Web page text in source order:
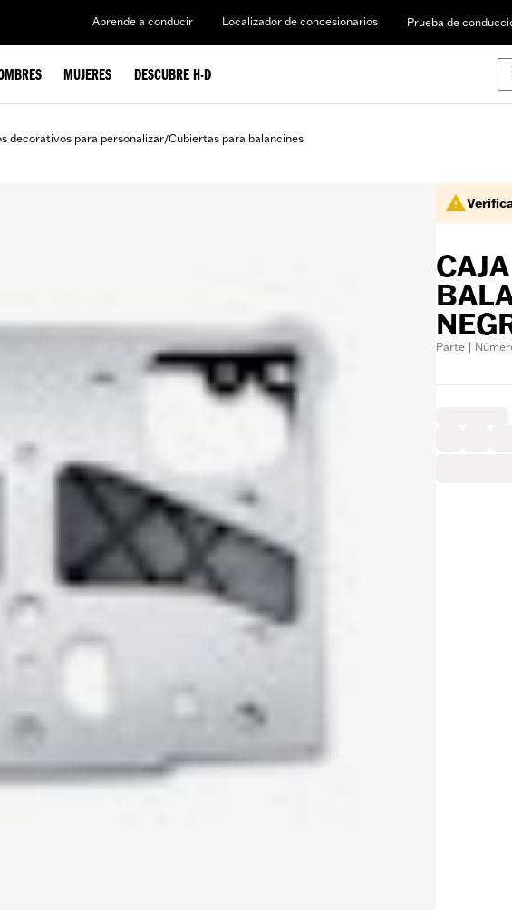
Aprende a conducir Localizador de concesionarios Prueba de
MUJERES DESCUBRE H-D
decorativos para personalizar/Cubiertas para balancines
Parte |